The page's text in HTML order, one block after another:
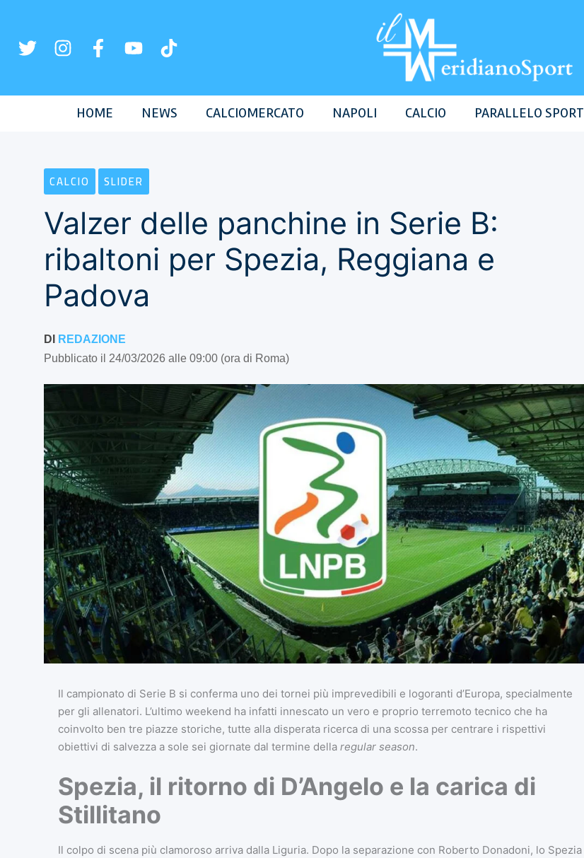
contenuto
HOME NEWS CALCIOMERCATO NAPOLI CALCIO PARALLELO SPORT
CALCIO SLIDER
Valzer delle panchine in Serie B:
ribaltoni per Spezia, Reggiana e
Padova
DI
REDAZIONE
Pubblicato il 24/03/2026 alle 09:00 (ora di Roma)
Il campionato di Serie B si conferma uno dei tornei più imprevedibili e logoranti d’Europa, specialmente
per gli allenatori. L’ultimo weekend ha infatti innescato un vero e proprio terremoto tecnico che ha
coinvolto ben tre piazze storiche, tutte alla disperata ricerca di una scossa per centrare i rispettivi
obiettivi di salvezza a sole sei giornate dal termine della regular season.
Spezia, il ritorno di D’Angelo e la carica di
Stillitano
Il colpo di scena più clamoroso arriva dalla Liguria. Dopo la separazione con Roberto Donadoni, lo Spezia